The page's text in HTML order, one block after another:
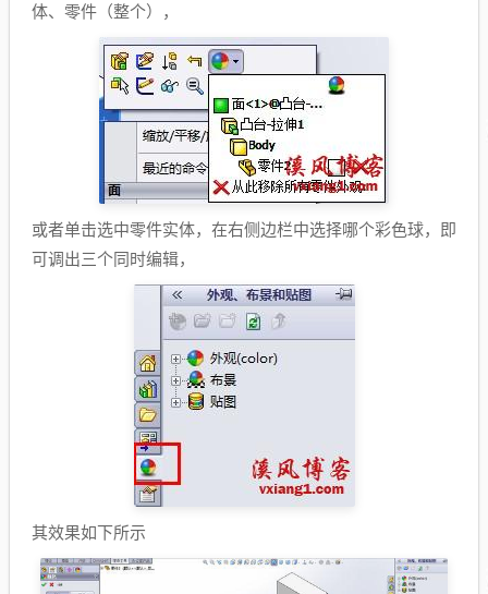
体、零件（整个），
或者单击选中零件实体，在右侧边栏中选择哪个彩色球，即
可调出三个同时编辑，
其效果如下所示